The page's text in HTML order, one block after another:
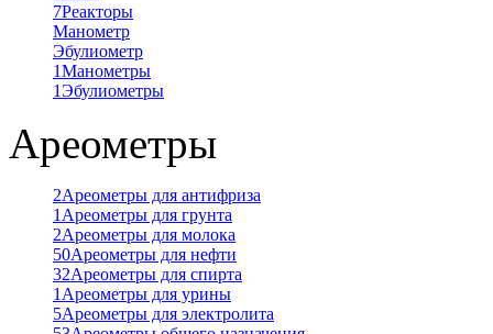
7Реакторы
Манометр
Эбулиометр
1Манометры
1Эбулиометры
Ареометры
2Ареометры для антифриза
1 Ареометры для грунта
2Ареометры для молока
50Ареометры для нефти
32Ареометры для спирта
1 Ареометры для урины
5Ареометры для электролита